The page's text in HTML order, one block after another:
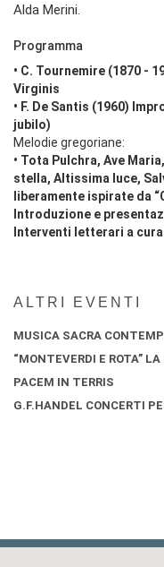
Alda Merini.
Programma
• C. Tournemire (1870 -
Virginis
• F. De Santis (1960)
jubilo)
Melodie gregoriane:
• Tota Pulchra, Ave
stella, Altissima luce,
liberamente ispirate da
Introduzione e
Interventi letterari a
ALTRI EVENTI
MUSICA SACRA
“MONTEVERDI E ROTA”
PACEM IN TERRIS
G.F.HANDEL CONCERTI